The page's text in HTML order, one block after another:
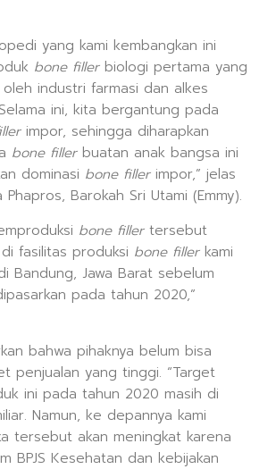
yang kami kembangkan ini
bone fillerbiologi pertama yang
industri farmasi dan alkes
ini, kita bergantung pada
impor, sehingga diharapkan
bone fillerbuatan anak bangsa ini
dominasi bone fillerimpor,” jelas
Barokah Sri Utami (Emmy).
bone fillertersebut
fasilitas produksi bone fillerkami
Bandung, Jawa Barat sebelum
pada tahun 2020,”
bahwa pihaknya belum bisa
penjualan yang tinggi. “Target
ini pada tahun 2020 masih di
Namun, ke depannya kami
tersebut akan meningkat karena
BPJS Kesehatan dan kebijakan